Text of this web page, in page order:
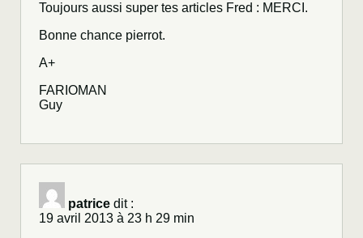
Toujours aussi super tes articles Fred : MERCI.
Bonne chance pierrot.
A+
FARIOMAN
Guy
patrice dit :
19 avril 2013 à 23 h 29 min